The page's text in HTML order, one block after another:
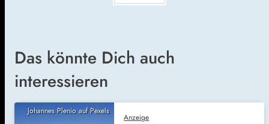
Das könnte Dich auch
interessieren
Johannes Plenio auf Pexels
Anzeige